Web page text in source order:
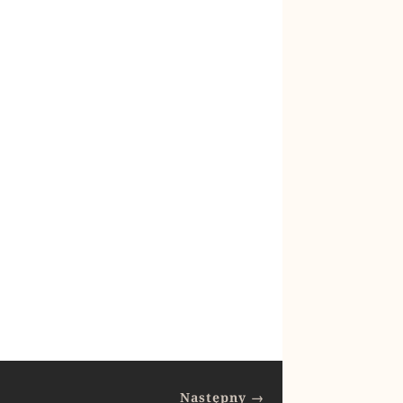
Następny →